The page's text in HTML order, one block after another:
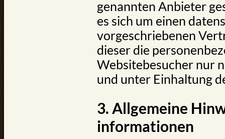
genannten Anbieter
es sich um einen
vorgeschriebenen
dieser die
Websitebesucher nur
und unter Einhaltung
3. Allgemeine
informationen